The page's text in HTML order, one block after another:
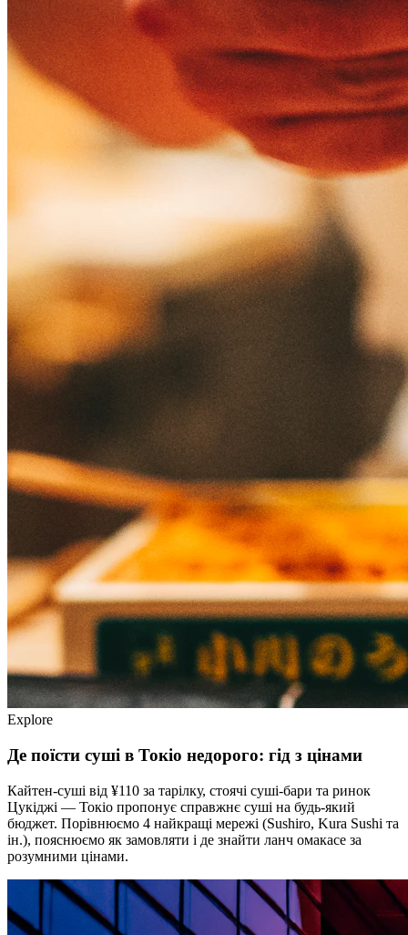
Explore
Де поїсти суші в Токіо недорого: гід з цінами
Кайтен-суші від ¥110 за тарілку, стоячі суші-бари та ринок
Цукіджі — Токіо пропонує справжнє суші на будь-який
бюджет. Порівнюємо 4 найкращі мережі (Sushiro, Kura Sushi та
ін.), пояснюємо як замовляти і де знайти ланч омакасе за
розумними цінами.